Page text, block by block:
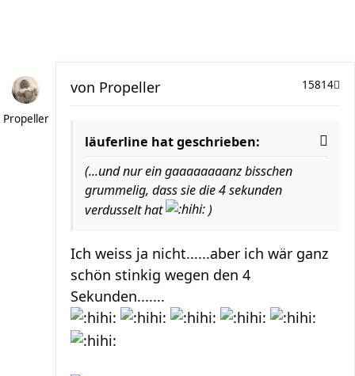
Propeller
15814
von Propeller
läuferline hat geschrieben:
(...und nur ein gaaaaaaaanz bisschen
grummelig, dass sie die 4 sekunden
verdusselt hat
)
Ich weiss ja nicht......aber ich wär ganz
schön stinkig wegen den 4
Sekunden.......